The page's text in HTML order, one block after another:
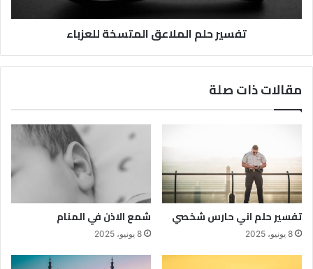
تفسير حلم الملاعق المتسخة للعزباء
مقالات ذات صلة
تفسير حلم اني حارس شخصي
8 يونيو، 2025
شمع الاذن في المنام
8 يونيو، 2025